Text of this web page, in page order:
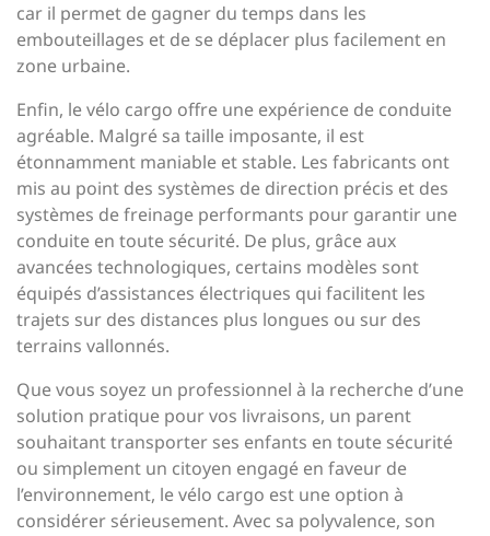
car il permet de gagner du temps dans les
embouteillages et de se déplacer plus facilement en
zone urbaine.
Enfin, le vélo cargo offre une expérience de conduite
agréable. Malgré sa taille imposante, il est
étonnamment maniable et stable. Les fabricants ont
mis au point des systèmes de direction précis et des
systèmes de freinage performants pour garantir une
conduite en toute sécurité. De plus, grâce aux
avancées technologiques, certains modèles sont
équipés d’assistances électriques qui facilitent les
trajets sur des distances plus longues ou sur des
terrains vallonnés.
Que vous soyez un professionnel à la recherche d’une
solution pratique pour vos livraisons, un parent
souhaitant transporter ses enfants en toute sécurité
ou simplement un citoyen engagé en faveur de
l’environnement, le vélo cargo est une option à
considérer sérieusement. Avec sa polyvalence, son